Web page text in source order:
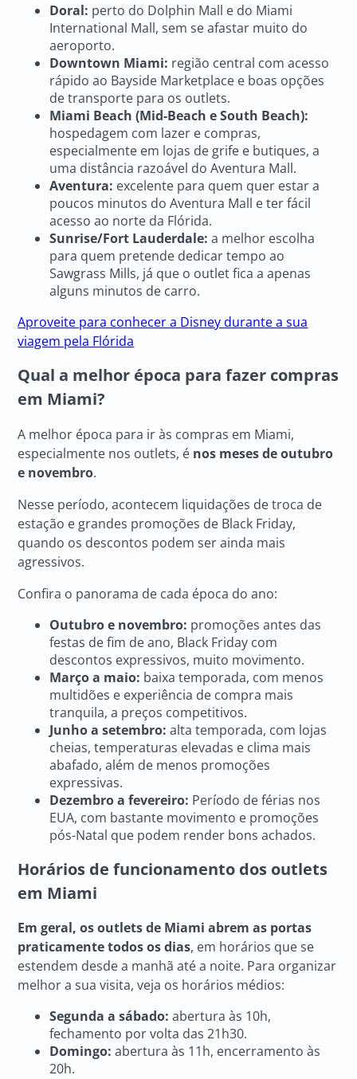
Doral: perto do Dolphin Mall e do Miami
International Mall, sem se afastar muito do
aeroporto.
Downtown Miami: região central com acesso
rápido ao Bayside Marketplace e boas opções
de transporte para os outlets.
Miami Beach (Mid-Beach e South Beach):
hospedagem com lazer e compras,
especialmente em lojas de grife e butiques, a
uma distância razoável do Aventura Mall.
Aventura: excelente para quem quer estar a
poucos minutos do Aventura Mall e ter fácil
acesso ao norte da Flórida.
Sunrise/Fort Lauderdale: a melhor escolha
para quem pretende dedicar tempo ao
Sawgrass Mills, já que o outlet fica a apenas
alguns minutos de carro.
Aproveite para conhecer a Disney durante a sua
viagem pela Flórida
Qual a melhor época para fazer compras
em Miami?
A melhor época para ir às compras em Miami,
especialmente nos outlets, é nos meses de outubro
e novembro.
Nesse período, acontecem liquidações de troca de
estação e grandes promoções de Black Friday,
quando os descontos podem ser ainda mais
agressivos.
Confira o panorama de cada época do ano:
Outubro e novembro: promoções antes das
festas de fim de ano, Black Friday com
descontos expressivos, muito movimento.
Março a maio: baixa temporada, com menos
multidões e experiência de compra mais
tranquila, a preços competitivos.
Junho a setembro: alta temporada, com lojas
cheias, temperaturas elevadas e clima mais
abafado, além de menos promoções
expressivas.
Dezembro a fevereiro: Período de férias nos
EUA, com bastante movimento e promoções
pós-Natal que podem render bons achados.
Horários de funcionamento dos outlets
em Miami
Em geral, osoutlets de Miami abrem as portas
praticamente todos os dias, em horários que se
estendem desde a manhã até a noite. Para organizar
melhor a sua visita, veja os horários médios:
Segunda a sábado: abertura às 10h,
fechamento por volta das 21h30.
Domingo: abertura às 11h, encerramento às
20h.